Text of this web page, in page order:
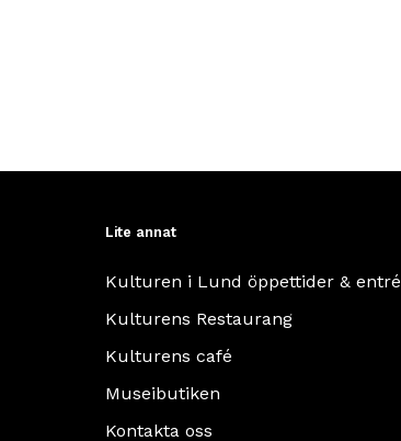
Lite annat
Kulturen i Lund öppettider & entré
Kulturens Restaurang
Kulturens café
Museibutiken
Kontakta oss